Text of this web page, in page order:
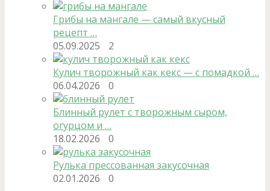
Грибы на мангале — самый вкусный
рецепт …
05.09.2025
2
Кулич творожный как кекс — с помадкой …
06.04.2026
0
Блинный рулет с творожным сыром,
огурцом и …
18.02.2026
0
Рулька прессованная закусочная
02.01.2026
0